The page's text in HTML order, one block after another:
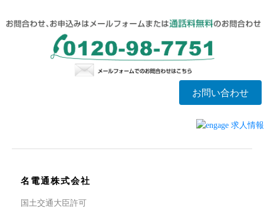
お問い合わせ
名電通株式会社
国土交通大臣許可